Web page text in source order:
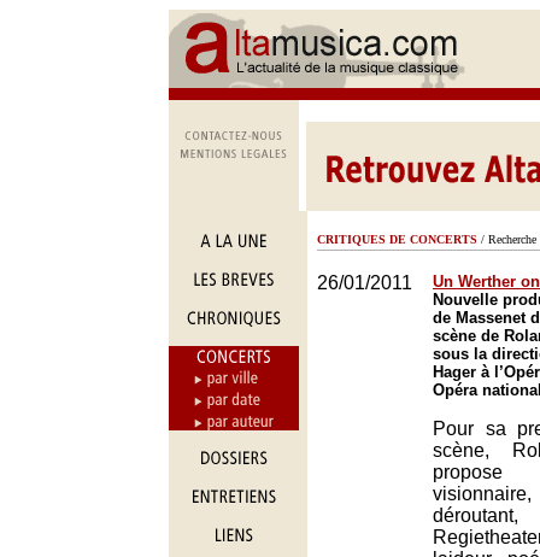
CRITIQUES DE CONCERTS / Recherche
26/01/2011
Un Werther
Nouvelle
de Massenet
scène de
sous la
Hager à
Opéra
Pour sa
scène,
propose